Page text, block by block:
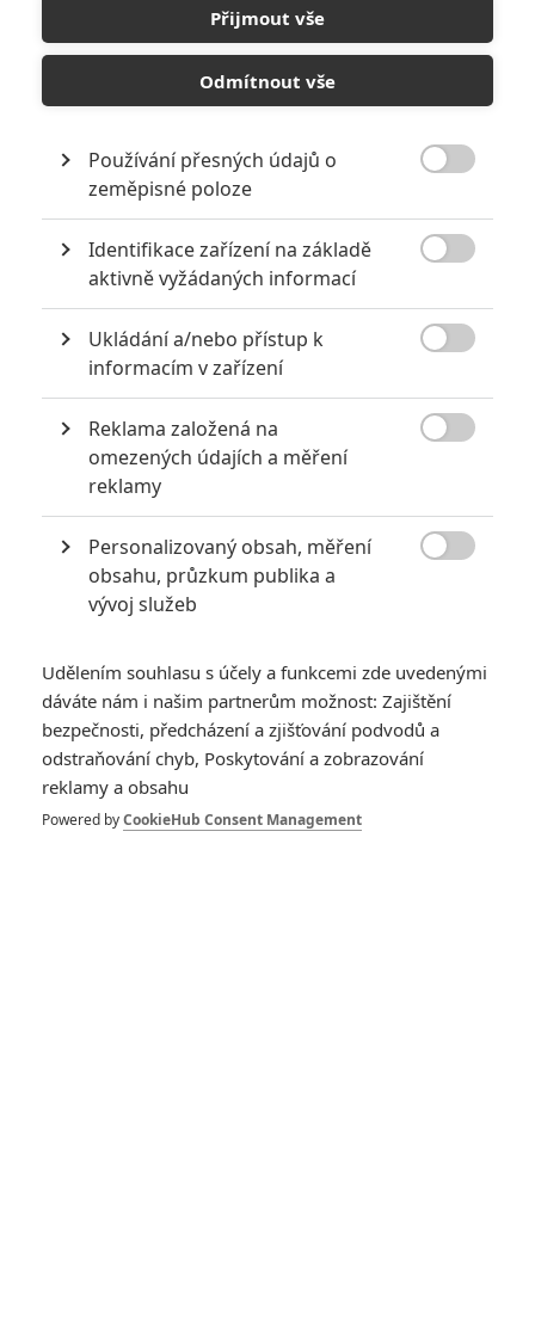
PŘIDAT NOVÝ KOMENTÁŘ
Pro psaní komentářů, se přihlašte.
*/10
Nerecenzováno
*/10
Pro hodnocení musíte být přihlášen.
Zůstat přihlášen
Přijmout vše
Odmítnout vše
Používání přesných údajů o
zeměpisné poloze
Identifikace zařízení na základě
aktivně vyžádaných informací
Ukládání a/nebo přístup k
informacím v zařízení
Reklama založená na
omezených údajích a měření
reklamy
Personalizovaný obsah, měření
obsahu, průzkum publika a
vývoj služeb
Udělením souhlasu s účely a funkcemi zde uvedenými
dáváte nám i našim partnerům možnost: Zajištění
bezpečnosti, předcházení a zjišťování podvodů a
odstraňování chyb, Poskytování a zobrazování
reklamy a obsahu
Powered byCookieHub Consent Management